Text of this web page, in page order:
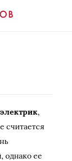
,
считается
однако ее